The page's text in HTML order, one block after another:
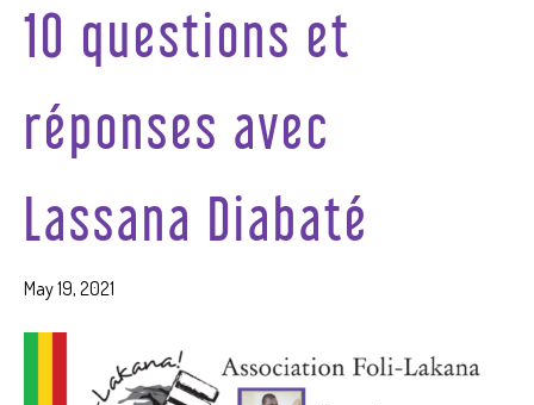
10 questions et
réponses avec
Lassana Diabaté
May 19, 2021